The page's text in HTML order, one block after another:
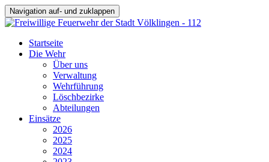
Navigation auf- und zuklappen
Startseite
Die Wehr
Über uns
Verwaltung
Wehrführung
Löschbezirke
Abteilungen
Einsätze
2026
2025
2024